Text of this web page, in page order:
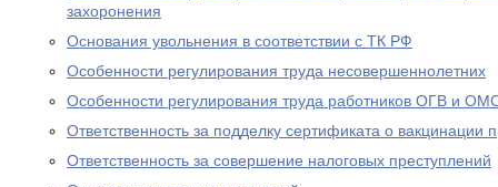
захоронения
Основания увольнения в соответствии с ТК РФ
Особенности регулирования труда несовершеннолетних
Особенности регулирования труда работников ОГВ и
Ответственность за подделку сертификата о вакцинации
Ответственность за совершение налоговых преступлений